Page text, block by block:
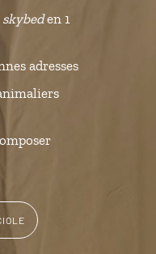
skybeden 1
adresses